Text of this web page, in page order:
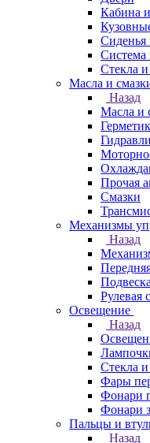
Кабина
Сиденья
Система
Стекла и
Масла и
Назад
Масла и
Прочая
Смазки
Механизмы
Назад
Рулевая
Освещение
Назад
Стекла
Фары
Фонари
Фонари
Пальцы и
Назад